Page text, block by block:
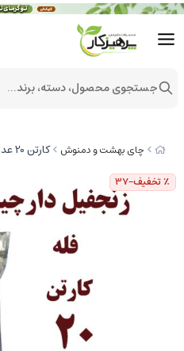
چای بهشت و دمنوش کارتن 20 عددی چای بهشت دمنوش میوه ای زنجفیل و دارچین فله یک کیلویی
٪ تخفیف-37
جستجوی محصول، دسته، برند...